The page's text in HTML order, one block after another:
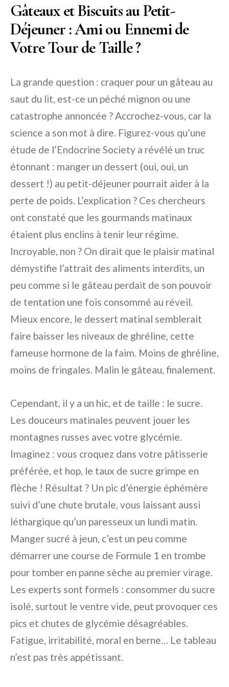
Gâteaux et Biscuits au Petit-
Déjeuner : Ami ou Ennemi de
Votre Tour de Taille ?
La grande question : craquer pour un gâteau au
saut du lit, est-ce un péché mignon ou une
catastrophe annoncée ? Accrochez-vous, car la
science a son mot à dire. Figurez-vous qu’une
étude de l’Endocrine Society a révélé un truc
étonnant : manger un dessert (oui, oui, un
dessert !) au petit-déjeuner pourrait aider à la
perte de poids. L’explication ? Ces chercheurs
ont constaté que les gourmands matinaux
étaient plus enclins à tenir leur régime.
Incroyable, non ? On dirait que le plaisir matinal
démystifie l’attrait des aliments interdits, un
peu comme si le gâteau perdait de son pouvoir
de tentation une fois consommé au réveil.
Mieux encore, le dessert matinal semblerait
faire baisser les niveaux de ghréline, cette
fameuse hormone de la faim. Moins de ghréline,
moins de fringales. Malin le gâteau, finalement.
Cependant, il y a un hic, et de taille : le sucre.
Les douceurs matinales peuvent jouer les
montagnes russes avec votre glycémie.
Imaginez : vous croquez dans votre pâtisserie
préférée, et hop, le taux de sucre grimpe en
flèche ! Résultat ? Un pic d’énergie éphémère
suivi d’une chute brutale, vous laissant aussi
léthargique qu’un paresseux un lundi matin.
Manger sucré à jeun, c’est un peu comme
démarrer une course de Formule 1 en trombe
pour tomber en panne sèche au premier virage.
Les experts sont formels : consommer du sucre
isolé, surtout le ventre vide, peut provoquer ces
pics et chutes de glycémie désagréables.
Fatigue, irritabilité, moral en berne… Le tableau
n’est pas très appétissant.